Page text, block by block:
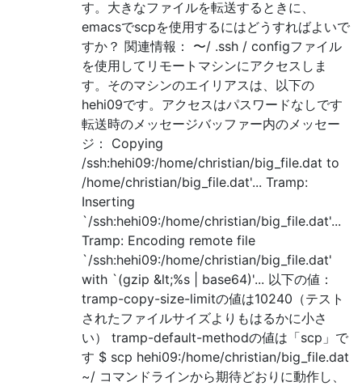
す。大きなファイルを転送するときに、
emacsでscpを使用するにはどうすればよいで
すか？ 関連情報： 〜/ .ssh / configファイル
を使用してリモートマシンにアクセスしま
す。そのマシンのエイリアスは、以下の
hehi09です。アクセスはパスワードなしです
転送時のメッセージバッファー内のメッセー
ジ： Copying
/ssh:hehi09:/home/christian/big_file.dat to
/home/christian/big_file.dat'... Tramp:
Inserting
`/ssh:hehi09:/home/christian/big_file.dat'...
Tramp: Encoding remote file
`/ssh:hehi09:/home/christian/big_file.dat'
with `(gzip &lt;%s | base64)'... 以下の値：
tramp-copy-size-limitの値は10240（テスト
されたファイルサイズよりもはるかに小さ
い） tramp-default-methodの値は「scp」で
す $ scp hehi09:/home/christian/big_file.dat
~/ コマンドラインから期待どおりに動作し、